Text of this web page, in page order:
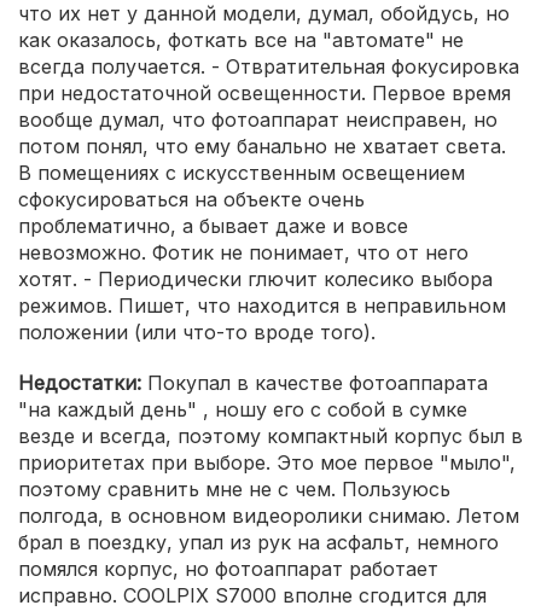
что их нет у данной модели, думал, обойдусь, но
как оказалось, фоткать все на "автомате" не
всегда получается. - Отвратительная фокусировка
при недостаточной освещенности. Первое время
вообще думал, что фотоаппарат неисправен, но
потом понял, что ему банально не хватает света.
В помещениях с искусственным освещением
сфокусироваться на объекте очень
проблематично, а бывает даже и вовсе
невозможно. Фотик не понимает, что от него
хотят. - Периодически глючит колесико выбора
режимов. Пишет, что находится в неправильном
положении (или что-то вроде того).
Недостатки: Покупал в качестве фотоаппарата
"на каждый день" , ношу его с собой в сумке
везде и всегда, поэтому компактный корпус был в
приоритетах при выборе. Это мое первое "мыло",
поэтому сравнить мне не с чем. Пользуюсь
полгода, в основном видеоролики снимаю. Летом
брал в поездку, упал из рук на асфальт, немного
помялся корпус, но фотоаппарат работает
исправно. COOLPIX S7000 вполне сгодится для